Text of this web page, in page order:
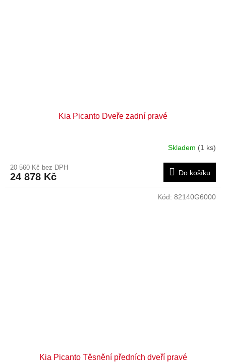
Kia Picanto Dveře zadní pravé
Skladem (1 ks)
20 560 Kč bez DPH
24 878 Kč Do košíku
Kia Picanto Těsnění předních dveří pravé
Kód: 82140G6000